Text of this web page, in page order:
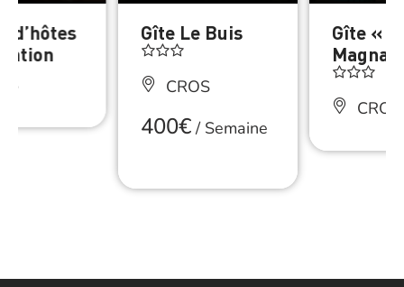
d’hôtes
Gîte Le Buis
CROS
400€/Semaine
Gîte «
CROS